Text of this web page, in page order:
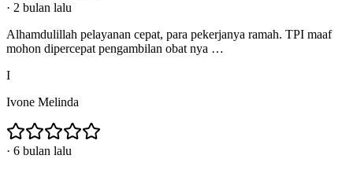
· 2 bulan lalu
Alhamdulillah pelayanan cepat, para pekerjanya ramah. TPI maaf
mohon dipercepat pengambilan obat nya …
I
Ivone Melinda
· 6 bulan lalu